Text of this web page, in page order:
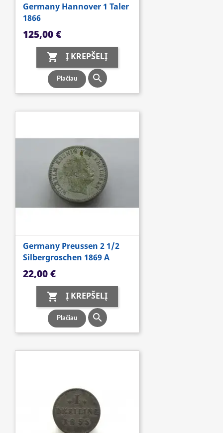
Germany Hannover 1 Taler
1866
Kaina
125,00 €
 Į KREPŠELĮ
Plačiau 
Germany Preussen 2 1/2
Silbergroschen 1869 A
Kaina
22,00 €
 Į KREPŠELĮ
Plačiau 